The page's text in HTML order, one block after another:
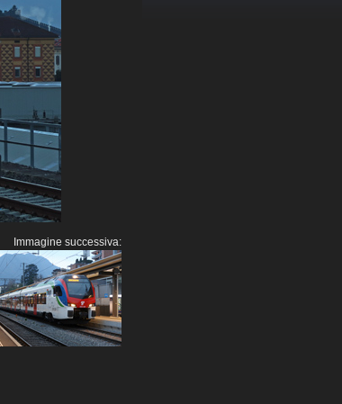
Immagine successiva: